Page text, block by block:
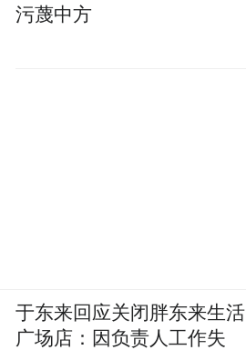
污蔑中方
于东来回应关闭胖东来生活
广场店：因负责人工作失